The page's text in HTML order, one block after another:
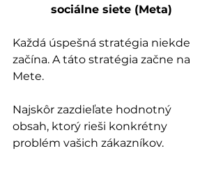
sociálne siete (Meta)
Každá úspešná stratégia niekde
začína. A táto stratégia začne na
Mete.
Najskôr zazdieľate hodnotný
obsah, ktorý rieši konkrétny
problém vašich zákazníkov.